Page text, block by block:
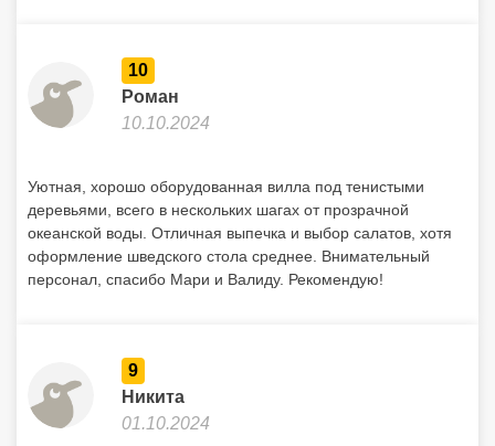
10
Роман
10.10.2024
Уютная, хорошо оборудованная вилла под тенистыми
деревьями, всего в нескольких шагах от прозрачной
океанской воды. Отличная выпечка и выбор салатов, хотя
оформление шведского стола среднее. Внимательный
персонал, спасибо Мари и Валиду. Рекомендую!
9
Никита
01.10.2024